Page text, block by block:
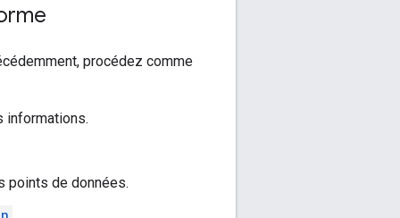
procédez comme
informations.
points de données.